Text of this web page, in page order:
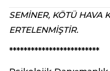
SEMİNER, KÖTÜ HAVA
ERTELENMİŞTİR.
*************************